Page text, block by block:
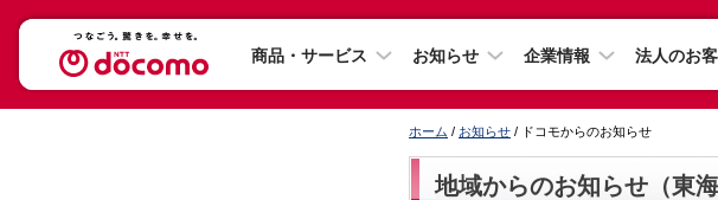
商品・サービス お知らせ 企業情報 法人のお
ホーム / お知らせ / ドコモからのお知らせ
地域からのお知らせ（東海